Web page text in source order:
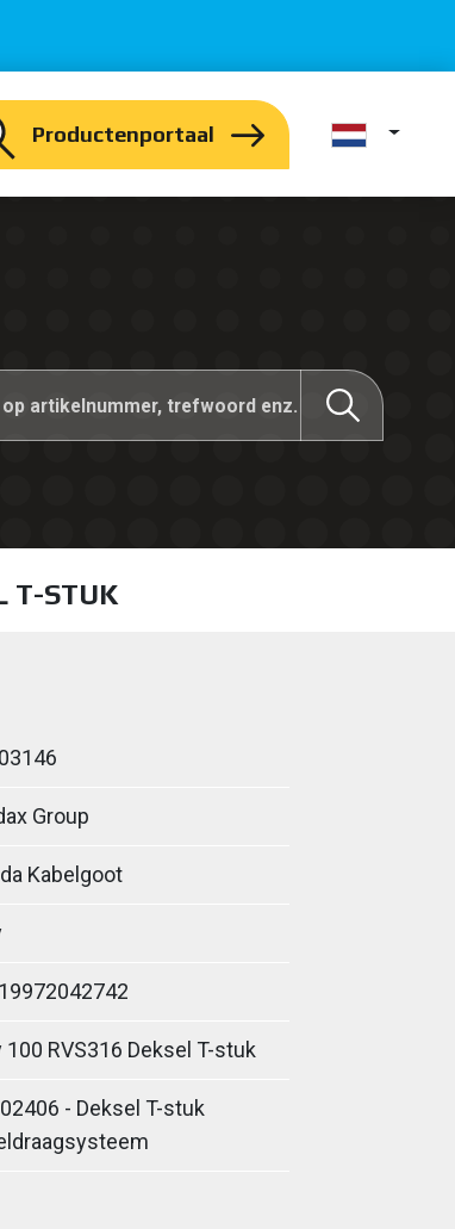
Productenportaal
T-STUK
Group
Kabelgoot
100 RVS316 Deksel T-stuk
- Deksel T-stuk